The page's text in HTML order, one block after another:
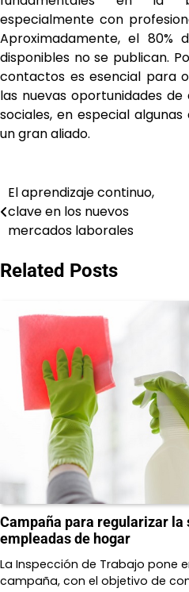
especialmente con
Aproximadamente, el
disponibles no se publican.
contactos es esencial para
las nuevas oportunidades
sociales, en especial
un gran aliado.
Navegación
de
El aprendizaje continuo,
clave en los nuevos
mercados laborales
Related Posts
Campaña para regularizar
empleadas de hogar
La Inspección de Trabajo pone
campaña, con el objetivo de